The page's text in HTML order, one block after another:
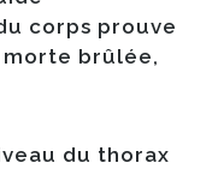
corps prouve
morte brûlée,
du thorax